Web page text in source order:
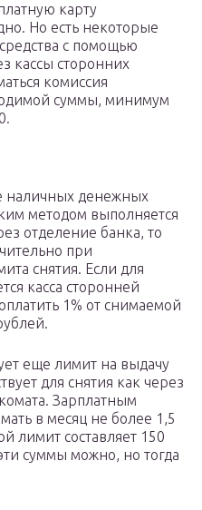
карту
Но есть некоторые
с помощью
кассы сторонних
комиссия
суммы, минимум
наличных денежных
методом выполняется
отделение банка, то
при
снятия. Если для
касса сторонней
1% от снимаемой
еще лимит на выдачу
для снятия как через
Зарплатным
в месяц не более 1,5
лимит составляет 150
суммы можно, но тогда